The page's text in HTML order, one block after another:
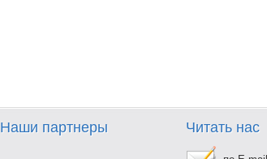
Наши партнеры Читать нас